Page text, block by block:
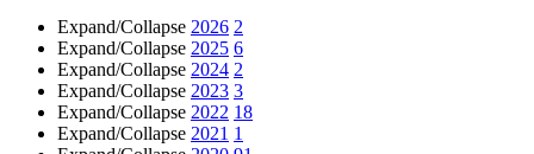
Expand/Collapse 2026 2
Expand/Collapse 2025 6
Expand/Collapse 2024 2
Expand/Collapse 2023 3
Expand/Collapse 2022 18
Expand/Collapse 2021 1